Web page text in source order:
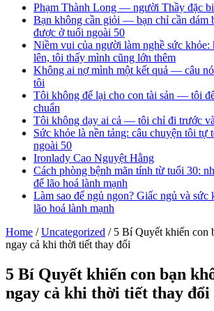
Phạm Thành Long — người Thầy đặc
Bạn không cần giỏi — bạn chỉ cần dám
được ở tuổi ngoài 50
Niềm vui của người làm nghề sức
lên, tôi thấy mình cũng lớn thêm
Không ai nợ mình một kết quả — câu
tôi
Tôi không để lại cho con tài sản — tôi
chuẩn
Tôi không dạy ai cả — tôi chỉ đi trước
Sức khỏe là nền tảng: câu chuyện tôi tự
ngoài 50
Ironlady Cao Nguyệt Hằng
Cách phòng bệnh mãn tính từ tuổi 30:
để lão hoá lành mạnh
Làm sao để ngủ ngon? Giấc ngủ và sức
lão hoá lành mạnh
Home / Uncategorized / 5 Bí Quyết khiến con
ngay cả khi thời tiết thay đổi
5 Bí Quyết khiến con bạn
ngay cả khi thời tiết thay đổi